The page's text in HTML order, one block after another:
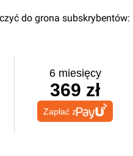
do grona subskrybentów:
6 miesięcy
369 zł
Zapłać z